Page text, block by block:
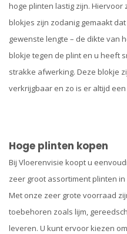
hoge plinten lastig zijn. Hiervoor
blokjes zijn zodanig gemaakt
gewenste lengte – de dikte van
blokje tegen de plint en u heeft
strakke afwerking. Deze blokje
verkrijgbaar en zo is er altijd
Hoge plinten kopen
Bij Vloerenvisie koopt u
zeer groot assortiment plinten
Met onze zeer grote voorraad
toebehoren zoals lijm,
leveren. U kunt ervoor kiezen